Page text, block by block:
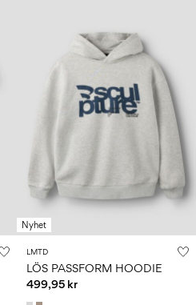
Nyhet
LMTD
LÖS PASSFORM HOODIE
499,95 kr